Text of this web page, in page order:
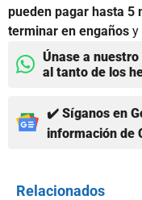
pueden pagar hasta 5
terminar en engaños y
Únase a
al tanto de los
✔️ Síganos en
información de
Relacionados